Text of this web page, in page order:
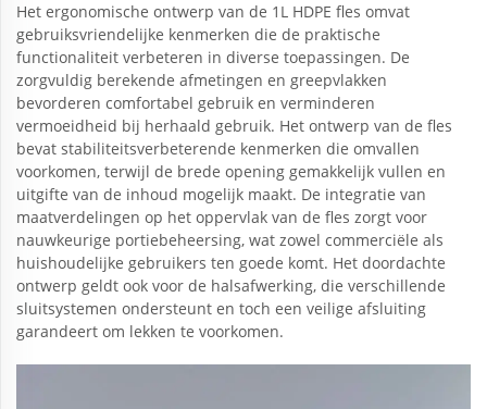
Het ergonomische ontwerp van de 1L HDPE fles omvat
gebruiksvriendelijke kenmerken die de praktische
functionaliteit verbeteren in diverse toepassingen. De
zorgvuldig berekende afmetingen en greepvlakken
bevorderen comfortabel gebruik en verminderen
vermoeidheid bij herhaald gebruik. Het ontwerp van de fles
bevat stabiliteitsverbeterende kenmerken die omvallen
voorkomen, terwijl de brede opening gemakkelijk vullen en
uitgifte van de inhoud mogelijk maakt. De integratie van
maatverdelingen op het oppervlak van de fles zorgt voor
nauwkeurige portiebeheersing, wat zowel commerciële als
huishoudelijke gebruikers ten goede komt. Het doordachte
ontwerp geldt ook voor de halsafwerking, die verschillende
sluitsystemen ondersteunt en toch een veilige afsluiting
garandeert om lekken te voorkomen.